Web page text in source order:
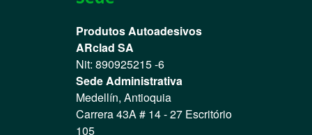
Produtos Autoadesivos
ARclad SA
Nit: 890925215 -6
Sede Administrativa
Medellín, Antioquia
Carrera 43A # 14 - 27 Escritório
105